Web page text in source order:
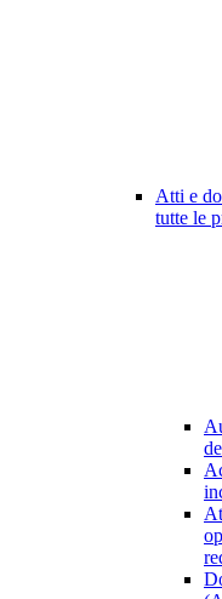
Atti e
tutte le